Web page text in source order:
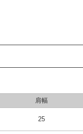
肩幅
25